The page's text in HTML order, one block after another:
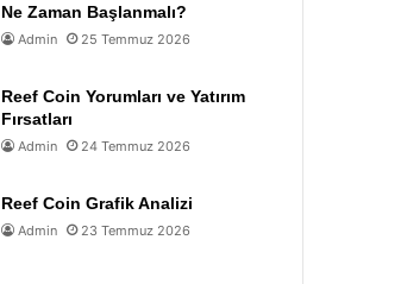
Ne Zaman Başlanmalı?
Admin 25 Temmuz 2026
Reef Coin Yorumları ve Yatırım
Fırsatları
Admin 24 Temmuz 2026
Reef Coin Grafik Analizi
Admin 23 Temmuz 2026